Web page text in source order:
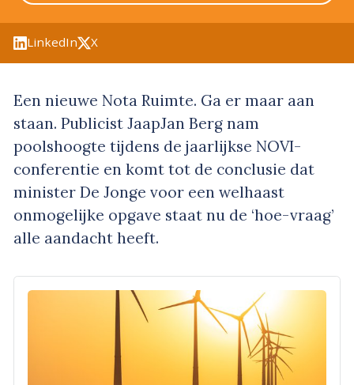
LinkedIn X
Een nieuwe Nota Ruimte. Ga er maar aan
staan. Publicist JaapJan Berg nam
poolshoogte tijdens de jaarlijkse NOVI-
conferentie en komt tot de conclusie dat
minister De Jonge voor een welhaast
onmogelijke opgave staat nu de ‘hoe-vraag’
alle aandacht heeft.